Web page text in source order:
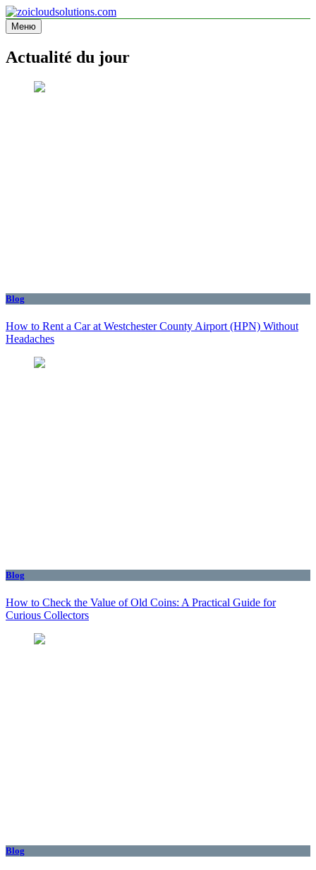
Перейти
к
содержимому
zoicloudsolutions.com
Меню
Actualité du jour
Blog
How to Rent a Car at Westchester County Airport (HPN) Without
Headaches
Blog
How to Check the Value of Old Coins: A Practical Guide for
Curious Collectors
Blog